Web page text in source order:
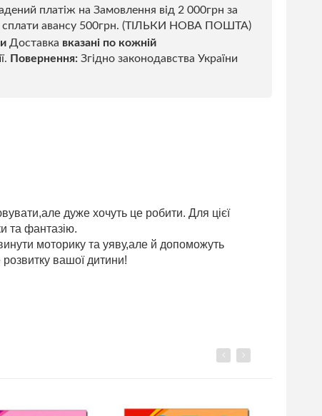
платіж на Замовлення від 2 000грн за
сплати авансу 500грн. (ТІЛЬКИ НОВА ПОШТА)
Доставка вказані по кожній
ї. Повернення: Згідно законодавства України
дуже хочуть це робити. Для цієї
та фантазію.
моторику та уяву,але й допоможуть
вашої дитини!
Previous
Next